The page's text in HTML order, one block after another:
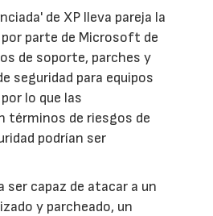
de XP lleva pareja la
parte de Microsoft de
de soporte, parches y
seguridad para equipos
lo que las
términos de riesgos de
podrían ser
ser capaz de atacar a un
y parcheado, un